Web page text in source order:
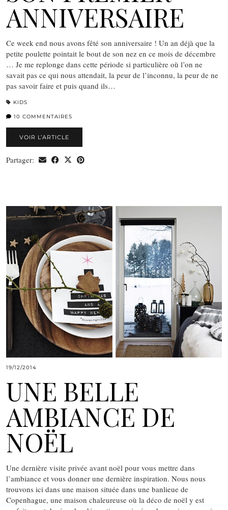
ANNIVERSAIRE
Ce week end nous avons fêté son anniversaire ! Un an déjà que la
petite poulette pointait le bout de son nez en ce mois de décembre
… Je me replonge dans cette période si particulière où l’on ne
savait pas ce qui nous attendait, la peur de l’inconnu, la peur de ne
pas savoir faire et puis quand ils…
KIDS
10 COMMENTAIRES
VOIR L’ARTICLE
Partager:
19/12/2014
UNE BELLE
AMBIANCE DE
NOËL
Une dernière visite privée avant noël pour vous mettre dans
l’ambiance et vous donner une dernière inspiration. Nous nous
trouvons ici dans une maison située dans une banlieue de
Copenhague, une maison chaleureuse où la déco de noël y est